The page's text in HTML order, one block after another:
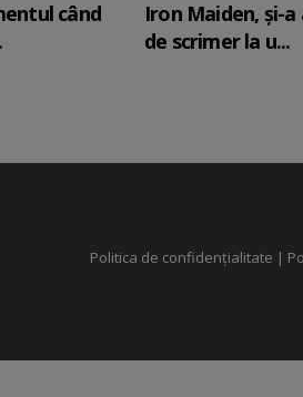
când
Iron Maiden, şi-
de scrimer la u...
Politica de confidențialitate |